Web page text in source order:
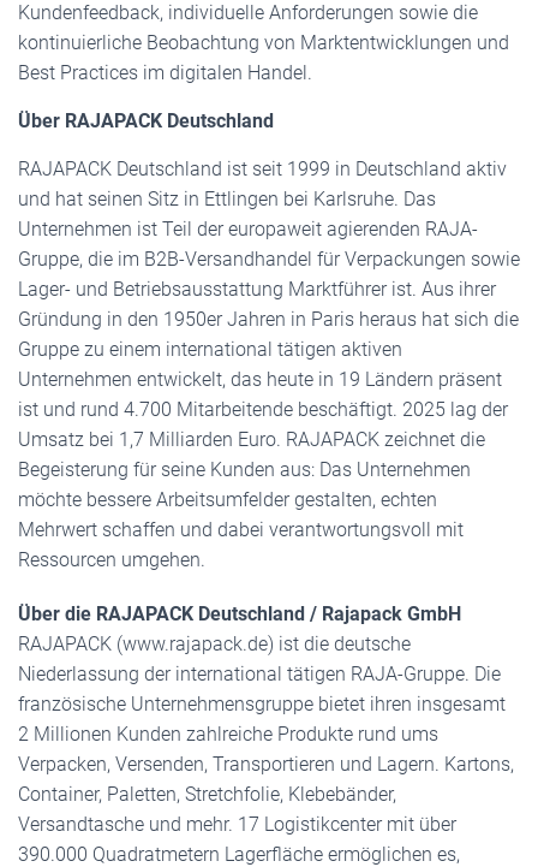
Kundenfeedback, individuelle Anforderungen sowie die
kontinuierliche Beobachtung von Marktentwicklungen und
Best Practices im digitalen Handel.
Über RAJAPACK Deutschland
RAJAPACK Deutschland ist seit 1999 in Deutschland aktiv
und hat seinen Sitz in Ettlingen bei Karlsruhe. Das
Unternehmen ist Teil der europaweit agierenden RAJA-
Gruppe, die im B2B-Versandhandel für Verpackungen sowie
Lager- und Betriebsausstattung Marktführer ist. Aus ihrer
Gründung in den 1950er Jahren in Paris heraus hat sich die
Gruppe zu einem international tätigen aktiven
Unternehmen entwickelt, das heute in 19 Ländern präsent
ist und rund 4.700 Mitarbeitende beschäftigt. 2025 lag der
Umsatz bei 1,7 Milliarden Euro. RAJAPACK zeichnet die
Begeisterung für seine Kunden aus: Das Unternehmen
möchte bessere Arbeitsumfelder gestalten, echten
Mehrwert schaffen und dabei verantwortungsvoll mit
Ressourcen umgehen.
Über die RAJAPACK Deutschland / Rajapack GmbH
RAJAPACK (www.rajapack.de) ist die deutsche
Niederlassung der international tätigen RAJA-Gruppe. Die
französische Unternehmensgruppe bietet ihren insgesamt
2 Millionen Kunden zahlreiche Produkte rund ums
Verpacken, Versenden, Transportieren und Lagern. Kartons,
Container, Paletten, Stretchfolie, Klebebänder,
Versandtasche und mehr. 17 Logistikcenter mit über
390.000 Quadratmetern Lagerfläche ermöglichen es,